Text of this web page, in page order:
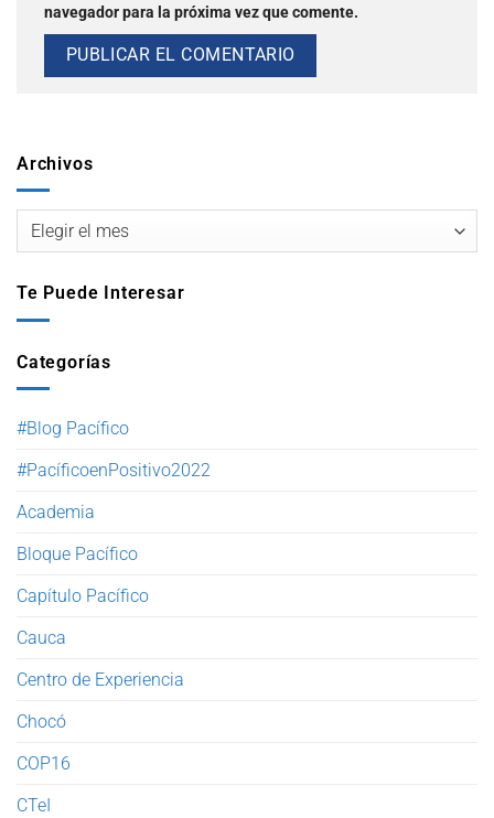
Archivos
Te Puede Interesar
Categorías
#Blog Pacífico
#PacíficoenPositivo2022
Academia
Bloque Pacífico
Capítulo Pacífico
Cauca
Centro de Experiencia
Chocó
COP16
CTeI
navegador para la próxima vez que comente.